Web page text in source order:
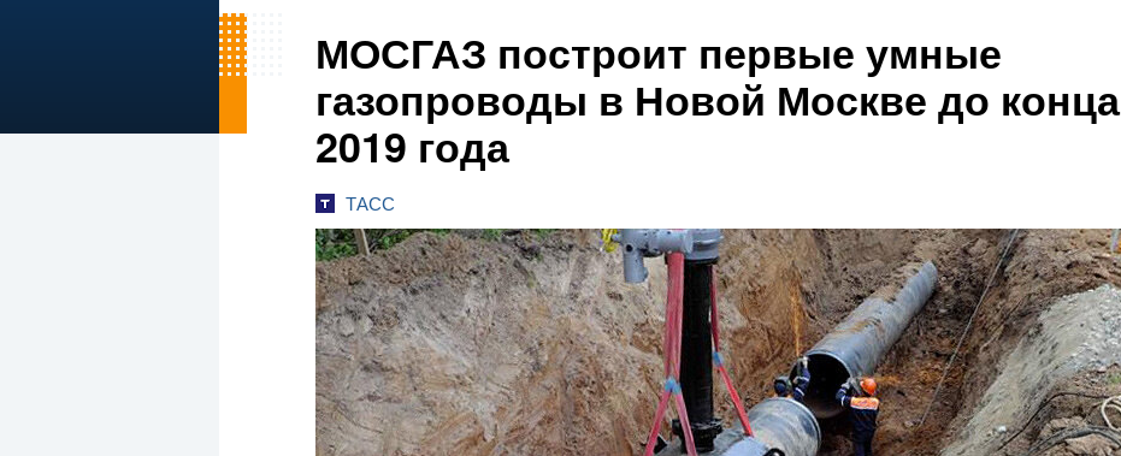
МОСГАЗ построит первые умные
газопроводы в Новой Москве до конца
2019 года
ТАСС